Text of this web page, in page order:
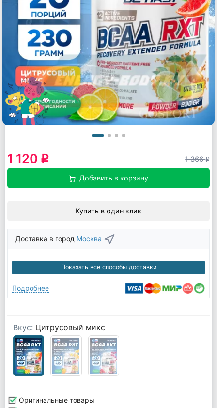
1 120 q 1 366q
Добавить в корзину
Купить в один клик
Доставка в город Москва
Показать все способы доставки
Подробнее
Вкус: Цитрусовый микс
Оригинальные товары